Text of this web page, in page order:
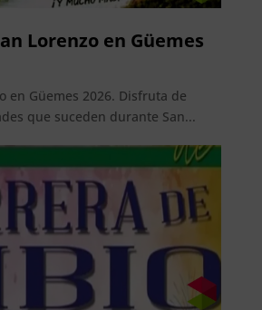
Lorenzo en Güemes
en Güemes 2026. Disfruta de
que suceden durante San...